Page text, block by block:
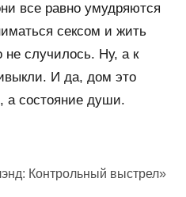
все равно умудряются
сексом и жить
не случилось. Ну, а к
И да, дом это
а состояние души.
Контрольный выстрел»